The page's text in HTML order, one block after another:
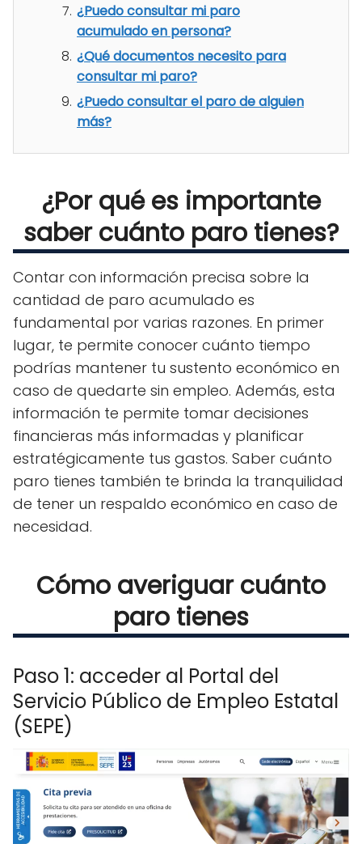
¿Puedo consultar mi paro
acumulado en persona?
¿Qué documentos necesito para
consultar mi paro?
¿Puedo consultar el paro de alguien
más?
¿Por qué es importante
saber cuánto paro tienes?
Contar con información precisa sobre la
cantidad de paro acumulado es
fundamental por varias razones. En primer
lugar, te permite conocer cuánto tiempo
podrías mantener tu sustento económico en
caso de quedarte sin empleo. Además, esta
información te permite tomar decisiones
financieras más informadas y planificar
estratégicamente tus gastos. Saber cuánto
paro tienes también te brinda la tranquilidad
de tener un respaldo económico en caso de
necesidad.
Cómo averiguar cuánto
paro tienes
Paso 1: acceder al Portal del
Servicio Público de Empleo Estatal
(SEPE)